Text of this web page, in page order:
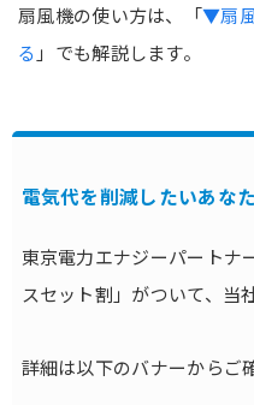
扇風機の使い方は、「▼扇
る 」でも解説します。
電気代を削減したいあな
東京電力エナジーパートナ
スセット割」がついて、当
詳細は以下のバナーからご